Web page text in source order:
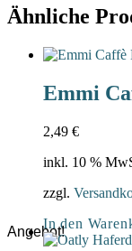
Ähnliche
Emmi
2,49 €
inkl. 10 %
zzgl.
In den
Angebot!